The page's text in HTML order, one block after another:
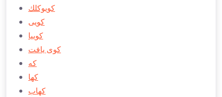
كويوكلك
كویی
كوییا
كوی يافت
كه
كها
كهاب